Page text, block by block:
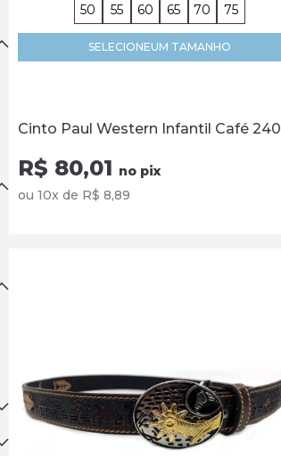
50 55 60 65 70 75
SELECIONEUM TAMANHO
Cinto Paul Western Infantil Café 240
R$ 80,01 no pix
ou 10x de R$ 8,89